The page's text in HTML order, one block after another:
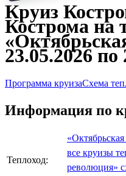
Круиз
Кострома на
23.05.2026 по
Программа круизаСхема
Информация по
Теплоход:
все круизы
революция»